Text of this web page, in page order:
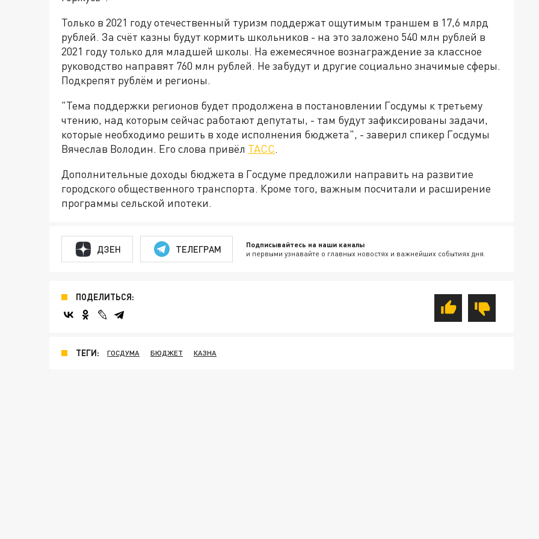
Только в 2021 году отечественный туризм поддержат ощутимым траншем в 17,6 млрд
рублей. За счёт казны будут кормить школьников - на это заложено 540 млн рублей в
2021 году только для младшей школы. На ежемесячное вознаграждение за классное
руководство направят 760 млн рублей. Не забудут и другие социально значимые сферы.
Подкрепят рублём и регионы.
"Тема поддержки регионов будет продолжена в постановлении Госдумы к третьему
чтению, над которым сейчас работают депутаты, - там будут зафиксированы задачи,
которые необходимо решить в ходе исполнения бюджета", - заверил спикер Госдумы
Вячеслав Володин. Его слова привёл ТАСС.
Дополнительные доходы бюджета в Госдуме предложили направить на развитие
городского общественного транспорта. Кроме того, важным посчитали и расширение
программы сельской ипотеки.
ДЗЕН ТЕЛЕГРАМ Подписывайтесь на наши каналы
и первыми узнавайте о главных новостях и важнейших событиях дня.
ПОДЕЛИТЬСЯ:
ТЕГИ: ГОСДУМА БЮДЖЕТ КАЗНА